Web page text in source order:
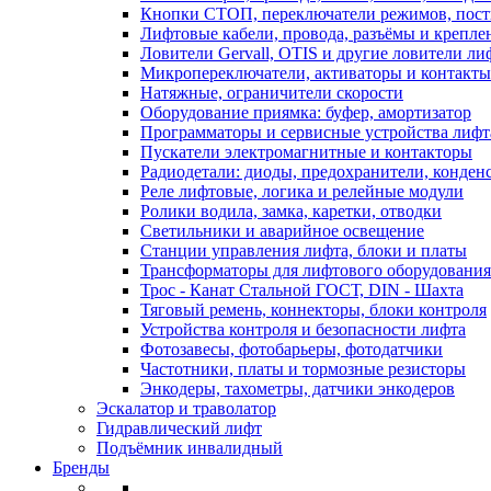
Кнопки СТОП, переключатели режимов,
Лифтовые кабели, провода, разъёмы и
Ловители Gervall, OTIS и другие ловители
Микропереключатели, активаторы и контакты
Натяжные, ограничители скорости
Оборудование приямка: буфер, амортизатор
Программаторы и сервисные устройства
Пускатели электромагнитные и контакторы
Радиодетали: диоды, предохранители,
Реле лифтовые, логика и релейные модули
Ролики водила, замка, каретки, отводки
Светильники и аварийное освещение
Станции управления лифта, блоки и платы
Трансформаторы для лифтового оборудования
Трос - Канат Стальной ГОСТ, DIN - Шахта
Тяговый ремень, коннекторы, блоки контроля
Устройства контроля и безопасности лифта
Фотозавесы, фотобарьеры, фотодатчики
Частотники, платы и тормозные резисторы
Энкодеры, тахометры, датчики энкодеров
Эскалатор и траволатор
Гидравлический лифт
Подъёмник инвалидный
Бренды